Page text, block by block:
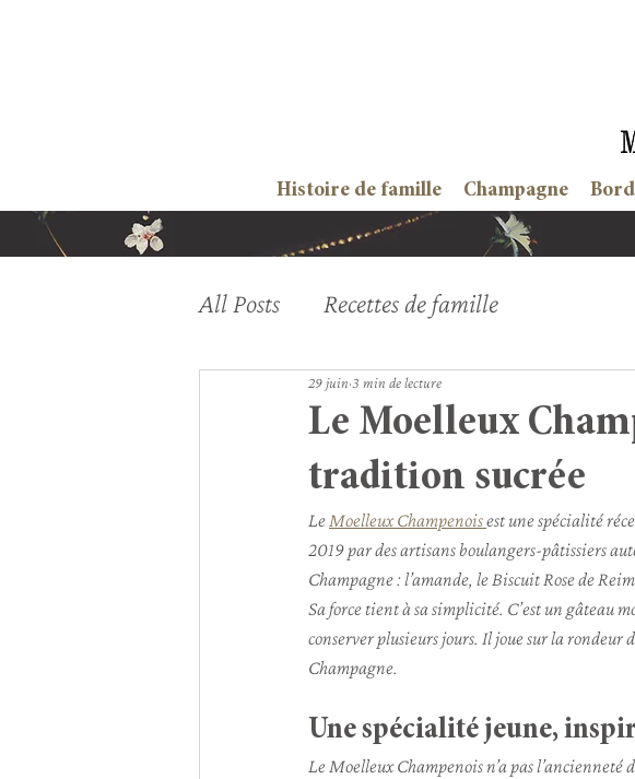
Histoire de famille Champagne
All Posts Recettes de famille
Le Moelleux
tradition sucrée
29 juin 3 min de lecture
Le Moelleux Champenois est une spécialité
2019 par des artisans boulangers-pâtissiers
Champagne : l’amande, le Biscuit Rose de
Sa force tient à sa simplicité. C’est un gâteau
conserver plusieurs jours. Il joue sur la rondeur
Champagne.
Une spécialité jeune,
Le Moelleux Champenois n’a pas l’ancienneté